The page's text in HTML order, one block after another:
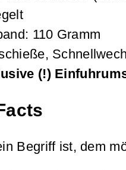
110 Gramm
(!)
Begriff ist, dem